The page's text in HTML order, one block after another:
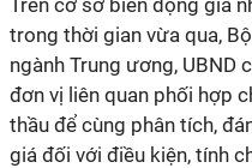
Trên cơ sở biến động giá
trong thời gian vừa qua,
ngành Trung ương, UBND
đơn vị liên quan phối hợp
thầu để cùng phân tích,
giá đối với điều kiện, tính